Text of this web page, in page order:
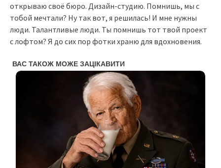
открываю своё бюро. Дизайн-студию. Помнишь, мы с
тобой мечтали? Ну так вот, я решилась! И мне нужны
люди. Талантливые люди. Ты помнишь тот твой проект
с лофтом? Я до сих пор фотки храню для вдохновения.